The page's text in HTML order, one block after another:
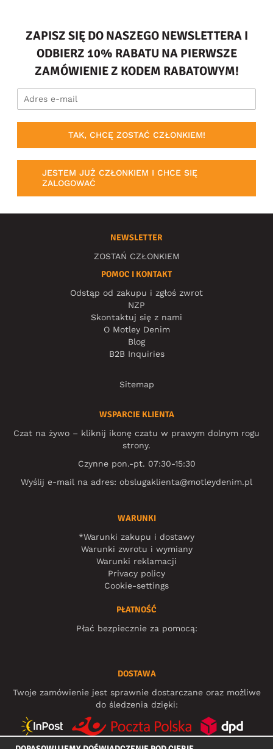
ZAPISZ SIĘ DO NASZEGO NEWSLETTERA I
ODBIERZ 10% RABATU NA PIERWSZE
ZAMÓWIENIE Z KODEM RABATOWYM!
TAK, CHCĘ ZOSTAĆ CZŁONKIEM!
JESTEM JUŻ CZŁONKIEM I CHCE SIĘ
ZALOGOWAĆ
NEWSLETTER
ZOSTAŃ CZŁONKIEM
POMOC I KONTAKT
Odstąp od zakupu i zgłoś zwrot
NZP
Skontaktuj się z nami
O Motley Denim
Blog
B2B Inquiries
Sitemap
WSPARCIE KLIENTA
Czat na żywo – kliknij ikonę czatu w prawym dolnym rogu
strony.
Czynne pon.-pt. 07:30-15:30
Wyślij e-mail na adres: obslugaklienta@motleydenim.pl
WARUNKI
*Warunki zakupu i dostawy
Warunki zwrotu i wymiany
Warunki reklamacji
Privacy policy
Cookie-settings
PŁATNOŚĆ
Płać bezpiecznie za pomocą:
DOSTAWA
Twoje zamówienie jest sprawnie dostarczane oraz możliwe
do śledzenia dzięki: